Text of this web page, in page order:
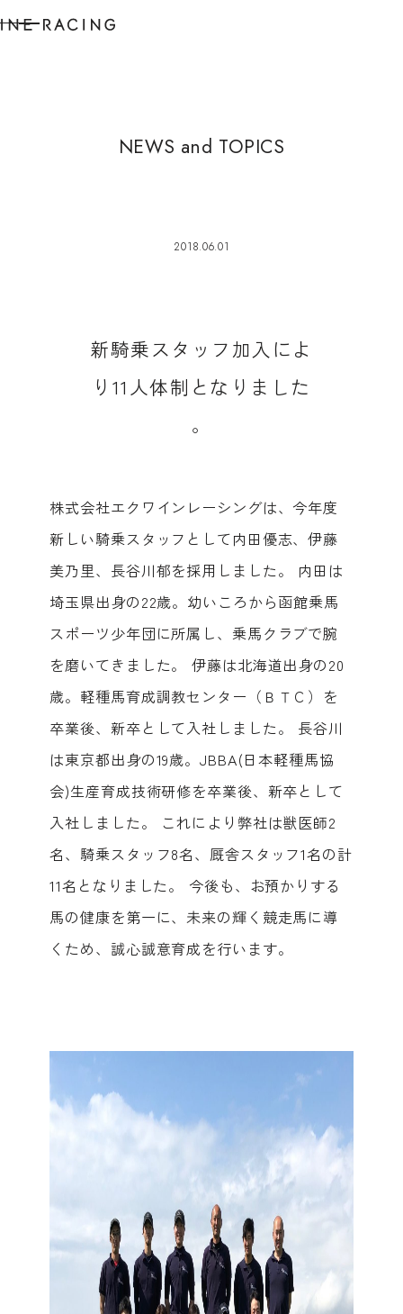
NEWS and TOPICS
2018.06.01
新騎乗ス タ ッ フ 加 入 に よ
り 11 人体制 とな り ま し た
。
株式会社エクワインレーシングは、今年度
新しい騎乗スタッフとして内田優志、伊藤
美乃里、長谷川郁を採用しました。 内田は
埼玉県出身の22歳。幼いころから函館乗馬
スポーツ少年団に所属し、乗馬クラブで腕
を磨いてきました。 伊藤は北海道出身の20
歳。軽種馬育成調教センター（ＢＴＣ）を
卒業後、新卒として入社しました。 長谷川
は東京都出身の19歳。JBBA(日本軽種馬協
会)生産育成技術研修を卒業後、新卒として
入社しました。 これにより弊社は獣医師2
名、騎乗スタッフ8名、厩舎スタッフ1名の計
11名となりました。 今後も、お預かりする
馬の健康を第一に、未来の輝く競走馬に導
くため、誠心誠意育成を行います。